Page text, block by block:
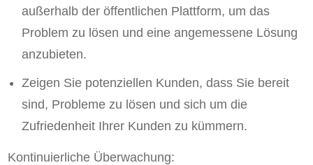
außerhalb der öffentlichen Plattform, um das
Problem zu lösen und eine angemessene Lösung
anzubieten.
Zeigen Sie potenziellen Kunden, dass Sie bereit
sind, Probleme zu lösen und sich um die
Zufriedenheit Ihrer Kunden zu kümmern.
Kontinuierliche Überwachung: